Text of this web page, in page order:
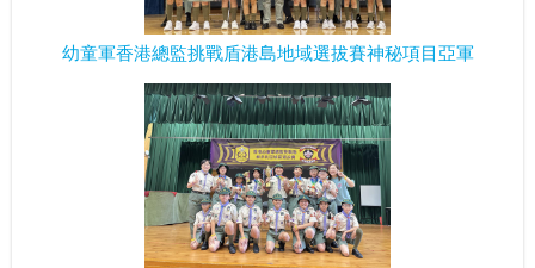
幼童軍香港總監挑戰盾港島地域選拔賽神秘項目亞軍